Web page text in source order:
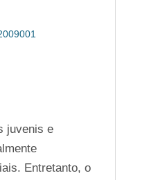
juvenis e
Entretanto, o